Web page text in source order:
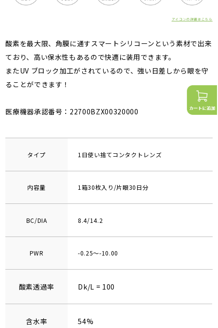
アイコンの詳細はこちら
酸素を最大限、角膜に通すスマートシリコーンという素材で出来
ており、高い保水性もあるので快適に装用できます。
またUV ブロック加工がされているので、強い日差しから眼を守
ることができます！
医療機器承認番号：22700BZX00320000
タイプ 1日使い捨てコンタクトレンズ
内容量 1箱30枚入り/片眼30日分
BC/DIA 8.4/14.2
PWR -0.25～-10.00
酸素透過率 Dk/L = 100
含水率 54%